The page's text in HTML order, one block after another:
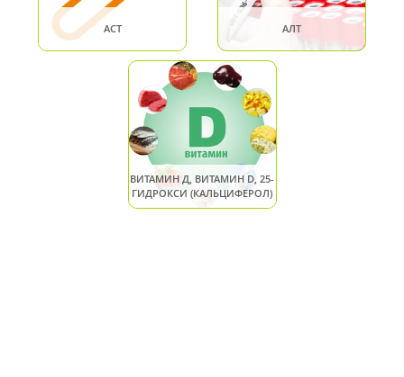
АСТ АЛТ
ВИТАМИН Д, ВИТАМИН D, 25-
ГИДРОКСИ (КАЛЬЦИФЕРОЛ)